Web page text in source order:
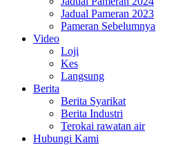
Jadual Pameran 2023
Pameran Sebelumnya
Video
Loji
Kes
Langsung
Berita
Berita Syarikat
Berita Industri
Terokai rawatan air
Hubungi Kami